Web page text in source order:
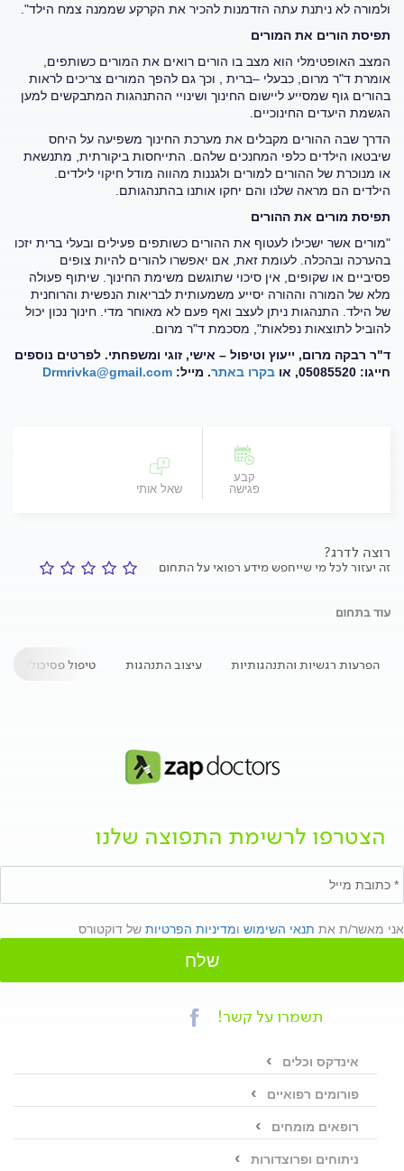
ולמורה לא ניתנת עתה הזדמנות להכיר את הקרקע שממנה צמח הילד".
תפיסת הורים את המורים
המצב האופטימלי הוא מצב בו הורים רואים את המורים כשותפים,
אומרת ד"ר מרום, כבעלי –ברית , וכך גם להפך המורים צריכים לראות
בהורים גוף שמסייע ליישום החינוך ושינויי ההתנהגות המתבקשים למען
הגשמת היעדים החינוכיים.
הדרך שבה ההורים מקבלים את מערכת החינוך משפיעה על היחס
שיבטאו הילדים כלפי המחנכים שלהם. התייחסות ביקורתית, מתנשאת
או מנוכרת של ההורים למורים ולגננות מהווה מודל חיקוי לילדים.
הילדים הם מראה שלנו והם יחקו אותנו בהתנהגותם.
תפיסת מורים את ההורים
"מורים אשר ישכילו לעטוף את ההורים כשותפים פעילים ובעלי ברית יזכו
בהערכה ובהכלה. לעומת זאת, אם יאפשרו להורים להיות צופים
פסיביים או שקופים, אין סיכוי שתוגשם משימת החינוך. שיתוף פעולה
מלא של המורה וההורה יסייע משמעותית לבריאות הנפשית והרוחנית
של הילד. התנהגות ניתן לעצב ואף פעם לא מאוחר מדי. חינוך נכון יכול
להוביל לתוצאות נפלאות", מסכמת ד"ר מרום.
ד"ר רבקה מרום, ייעוץ וטיפול – אישי, זוגי ומשפחתי. לפרטים נוספים
חייגו: 05085520, או
בקרו באתר. מייל: Drmrivka@gmail.com
קבע
פגישה
שאל אותי
רוצה לדרג?
זה יעזור לכל מי שייחפש מידע רפואי על התחום
עוד בתחום
הפרעות רגשיות והתנהגותיות עיצוב התנהגות טיפול פסיכולוגי
הצטרפו לרשימת התפוצה שלנו
אני מאשר/ת את תנאי השימוש ומדיניות הפרטיות של דוקטורס
שלח
תשמרו על קשר!
אינדקס וכלים
פורומים רפואיים
רופאים מומחים
ניתוחים ופרוצדורות